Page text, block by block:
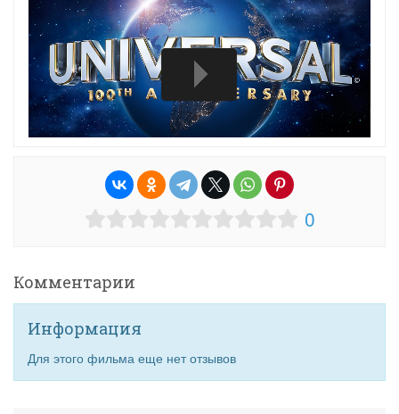
0
Комментарии
Информация
Для этого фильма еще нет отзывов